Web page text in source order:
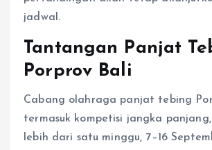
jadwal.
Tantangan Panjat
Porprov Bali
Cabang olahraga panjat tebing
termasuk kompetisi jangka
lebih dari satu minggu, 7–16